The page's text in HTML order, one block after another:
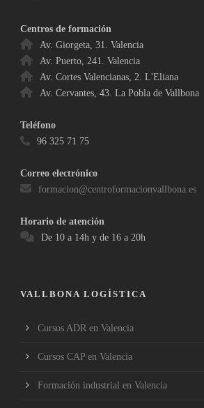
Centros de formación
Av. Giorgeta, 31. Valencia
Av. Puerto, 241. Valencia
Av. Cortes Valencianas, 2. L'Eliana
Av. Cervantes, 43. La Pobla de Vallbona
Teléfono
96 325 71 75
Correo electrónico
formacion@centroformacionvallbona.es
Horario de atención
De 10 a 14h y de 16 a 20h
VALLBONA LOGÍSTICA
Cursos ADR en Valencia
Cursos CAP en Valencia
Formación industrial en Valencia